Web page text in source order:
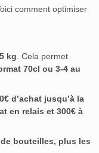
comment optimiser
kg . Cela permet
70cl ou 3-4 au
d’achat jusqu’à la
en relais et 300€ à
bouteilles, plus les